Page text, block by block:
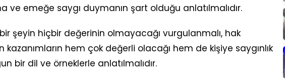
ve emeğe saygı duymanın şart olduğu anlatılmalıdır.
şeyin hiçbir değerinin olmayacağı vurgulanmalı, hak
hem çok değerli olacağı hem de kişiye saygınlık
bir dil ve örneklerle anlatılmalıdır.